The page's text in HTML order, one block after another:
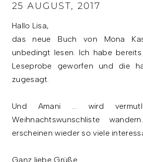
25 AUGUST, 2017
Hallo Lisa,
das neue Buch von Mona
unbedingt lesen. Ich habe
Leseprobe geworfen und die
zugesagt.
Und Amani ... wird
Weihnachtswunschliste
erscheinen wieder so viele
Ganz liebe Grüße